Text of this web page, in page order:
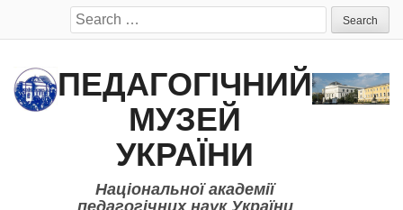
Search
for:
ПЕДАГОГІЧНИЙ
МУЗЕЙ
УКРАЇНИ
Національної академії
педагогічних наук України